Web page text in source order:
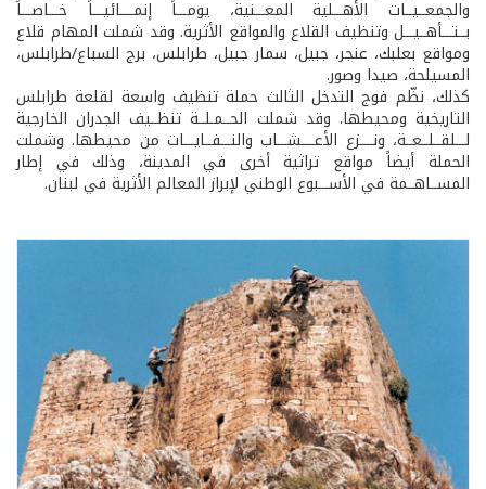
والجمعــيــات الأهـــلية المعـــنية، يومـــاً إنمــــائيـــاً خـــاصـــاً
بــتـــأهــيـــل وتنظيف القلاع والمواقع الأثرية. وقد شملت المهام قلاع
ومواقع بعلبك، عنجر، جبيل، سمار جبيل، طرابلس، برج السباع/طرابلس،
المسيلحة، صيدا وصور.
كذلك، نظّم فوج التدخل الثالث حملة تنظيف واسعة لقلعة طرابلس
التاريخية ومحيطها. وقد شملت الحــمـلــة تنظــيف الجدران الخارجية
لـــلقــلــعــة، ونــــزع الأعــــشـــاب والنـــفــايـــات من محيطها. وشملت
الحملة أيضاً مواقع تراثية أخرى في المدينة، وذلك في إطار
المســاهــمة في الأســـبوع الوطني لإبراز المعالم الأثرية في لبنان.